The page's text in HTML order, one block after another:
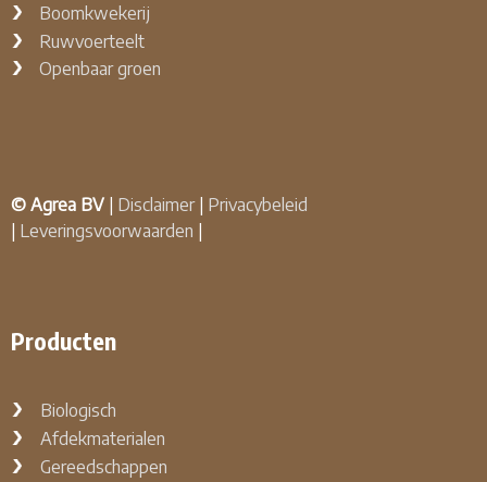
Boomkwekerij
Ruwvoerteelt
Openbaar groen
© Agrea BV | Disclaimer| Privacybeleid
| Leveringsvoorwaarden |
Producten
Biologisch
Afdekmaterialen
Gereedschappen